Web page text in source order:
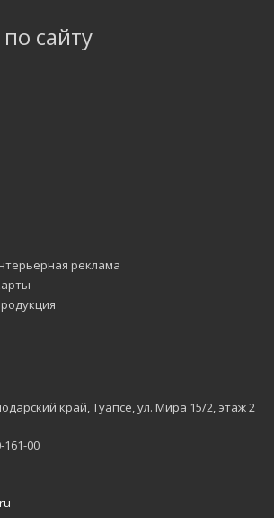
сайту
реклама
край, Туапсе, ул. Мира 15/2, этаж 2
00